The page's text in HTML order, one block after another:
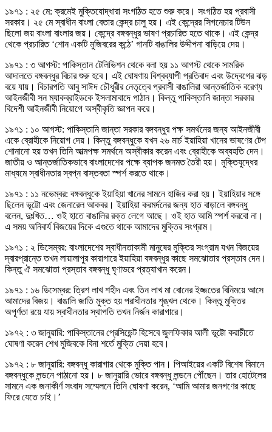
১৯৭১ : ২৫ মে: ক্রমেই মুক্তিযোদ্ধারা সংগঠিত হতে শুরু করে। সংগঠিত হয় প্রবাসী
সরকার। ২৫ মে স্বাধীন বাংলা বেতার কেন্দ্র চালু হয়। এই কেন্দ্রের সিগনেচার টিউন
ছিলো জয় বাংলা বাংলার জয়। কেন্দ্রে বঙ্গবন্ধুর ভাষণ প্রচারিত হতে থাকে। এই কেন্দ্র
থেকে প্রচারিত ‘শোন একটি মুজিবরের কন্ঠে’ গানটি বাঙালির উদ্দীপনা বাড়িয়ে দেয়।
১৯৭১ : ৩ আগস্ট: পাকিস্তান টেলিভিশন থেকে বলা হয় ১১ আগস্ট থেকে সামরিক
আদালতে বঙ্গবন্ধুর বিচার শুরু হবে। এই ঘোষণায় বিশ্বব্যাপী প্রতিবাদ এবং উদ্বেগের ঝড়
বয়ে যায়। বিচারপতি আবু সাঈদ চৌধুরীর নেতৃত্বে প্রবাসী বাঙালিরা আন্তর্জাতিক বরেণ্য
আইনজীবী সন ম্যাকব্রাইডকে ইসলামাবাদে পাঠান। কিন্তু পাকিস্তানি জান্তা সরকার
বিদেশী আইনজীবী নিয়োগে অস্বীকৃতি জ্ঞাপন করে।
১৯৭১ : ১০ আগস্ট: পাকিস্তানি জান্তা সরকার বঙ্গবন্ধুর পক্ষ সমর্থনের জন্য আইনজীবী
একে ব্রোহীকে নিয়োগ দেয়। কিন্তু বঙ্গবন্ধুকে যখন ২৬ মার্চ ইয়াহিয়া খানের ভাষণের টেপ
শোনানো হয় তখন তিনি আত্মপক্ষ সমর্থনে অস্বীকার করেন এবং ব্রোহীকে অব্যহতি দেন।
জাতীয় ও আন্তর্জাতিকভাবে বাংলাদেশের পক্ষে ব্যাপক জনমত তৈরী হয়। মুক্তিযুদ্ধের
মাধ্যমে স্বাধীনতার স্বপ্ন বাস্তবতা স্পর্শ করতে থাকে।
১৯৭১ : ১১ নভেম্বর: বঙ্গবন্ধুকে ইয়াহিয়া খানের সামনে হাজির করা হয়। ইয়াহিয়ার সঙ্গে
ছিলেন ভূট্টো এবং জেনারেল আকবর। ইয়াহিয়া করমর্দনের জন্য হাত বাড়ালে বঙ্গবন্ধু
বলেন, দুঃখিত… ওই হাতে বাঙালির রক্ত লেগে আছে। ওই হাত আমি স্পর্শ করবো না।
এ সময় অনিবার্য বিজয়ের দিকে এগুতে থাকে আমাদের মুক্তির সংগ্রাম।
১৯৭১ : ২ ডিসেম্বর: বাংলাদেশের স্বাধীনতাকামী মানুষের মুক্তির সংগ্রাম যখন বিজয়ের
দ্বারপ্রান্তে তখন লায়ালাপুর কারাগারে ইয়াহিয়া বঙ্গবন্ধুর কাছে সমঝোতার প্রস্তাব দেন।
কিন্তু ঐ সমঝোতা প্রস্তাব বঙ্গবন্ধু ঘৃণাভরে প্রত্যাখান করেন।
১৯৭১ : ১৬ ডিসেম্বর: ত্রিশ লাখ শহীদ এবং তিন লাখ মা বোনের ইজ্জতের বিনিময়ে আসে
আমাদের বিজয়। বাঙালি জাতি মুক্ত হয় পরাধীনতার শৃঙ্খল থেকে। কিন্তু মুক্তির
অপূর্ণতা রয়ে যায় স্বাধীনতার স্থাপতি তখন নির্জন কারাগারে।
১৯৭২ : ৩ জানুয়ারি: পাকিস্তানের প্রেসিডেন্ট হিসেবে জুলফিকার আলী ভূট্টো করাচীতে
ঘোষণা করেন শেখ মুজিবকে বিনা শর্তে মুক্তি দেয়া হবে।
১৯৭২ : ৮ জানুয়ারি: বঙ্গবন্ধু কারাগার থেকে মুক্তি পান। পিআইয়ের একটি বিশেষ বিমানে
বঙ্গবন্ধুকে লন্ডনে পাঠানো হয়। ৮ জানুয়ারি ভোরে বঙ্গবন্ধু লন্ডনে পৌঁছেন। তার হোটেলের
সামনে এক জনাকীর্ণ সংবাদ সম্মেলনে তিনি ঘোষণা করেন, ‘আমি আমার জনগণের কাছে
ফিরে যেতে চাই।’